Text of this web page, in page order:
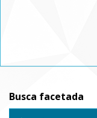
Busca facetada